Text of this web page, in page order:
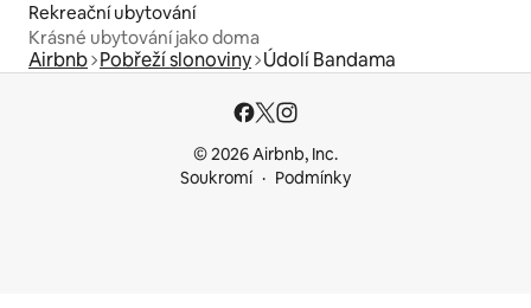
Rekreační ubytování
Krásné ubytování jako doma
Airbnb Pobřeží slonoviny Údolí Bandama
© 2026 Airbnb, Inc.
Soukromí
Podmínky